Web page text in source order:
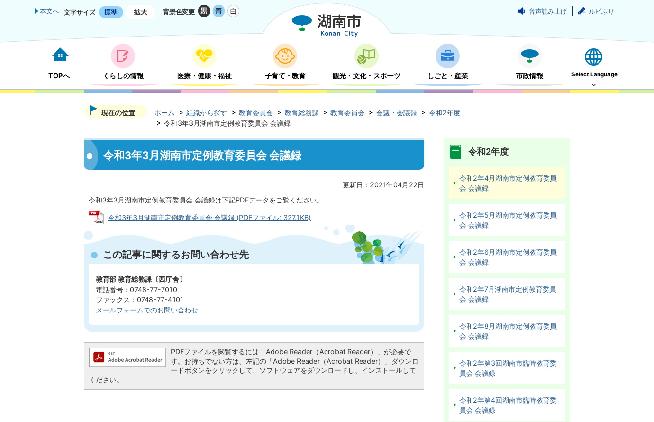
本文へ 文字サイズ 背景色変更 音声読み上げ ルビふり
TOPへ くらしの情報 医療・健康・福祉 子育て・教育 観光・文化・スポーツ しごと・産業 市政情報 Select Language
現在の位置 ホーム 組織から探す 教育委員会 教育総務課 教育委員会 会議・会議録
令和2年度
令和3年3月湖南市定例教育委員会 会議録
令和3年3月湖南市定例教育委員会 会議録
更新日：2021年04月22日
令和3年3月湖南市定例教育委員会 会議録は下記PDFデータをご覧ください。
令和3年3月湖南市定例教育委員会 会議録 (PDFファイル: 327.1KB)
この記事に関するお問い合わせ先
教育部 教育総務課〔西庁舎〕
電話番号：0748-77-7010
ファックス：0748-77-4101
メールフォームでのお問い合わせ
PDFファイルを閲覧するには「Adobe Reader（Acrobat Reader）」が必要で
す。お持ちでない方は、左記の「Adobe Reader（Acrobat Reader）」ダウンロ
ードボタンをクリックして、ソフトウェアをダウンロードし、インストールして
ください。
令和2年度
令和2年4月湖南市定例教育委員
会 会議録
令和2年5月湖南市定例教育委員
会 会議録
令和2年6月湖南市定例教育委員
会 会議録
令和2年7月湖南市定例教育委員
会 会議録
令和2年8月湖南市定例教育委員
会 会議録
令和2年第3回湖南市臨時教育委
員会 会議録
令和2年第4回湖南市臨時教育委
員会 会議録